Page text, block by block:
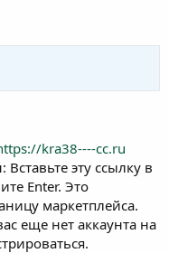
kra38----cc.ru
Вставьте эту ссылку в
Enter. Это
маркетплейса.
еще нет аккаунта на